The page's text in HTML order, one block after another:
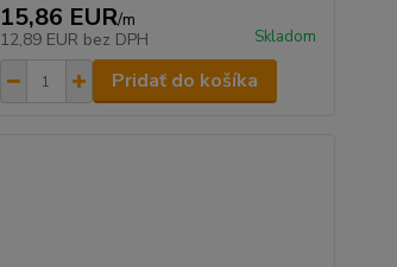
15,86 EUR/m
12,89 EUR bez DPH Skladom
Pridať do košíka